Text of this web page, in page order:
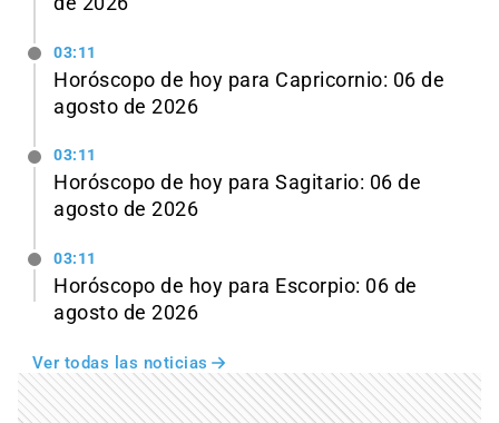
03:11
Horóscopo de hoy para Capricornio: 06 de
agosto de 2026
03:11
Horóscopo de hoy para Sagitario: 06 de
agosto de 2026
03:11
Horóscopo de hoy para Escorpio: 06 de
agosto de 2026
Ver todas las noticias